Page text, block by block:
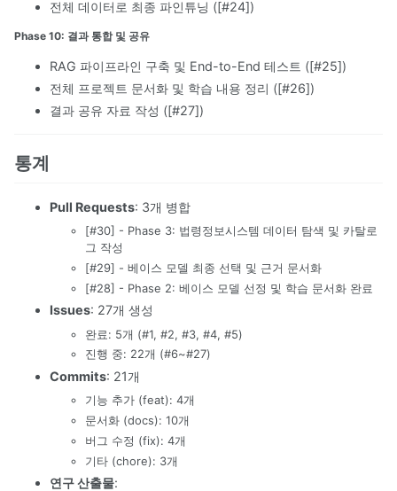
전체 데이터로 최종 파인튜닝 ([#24])
Phase 10: 결과 통합 및 공유
RAG 파이프라인 구축 및 End-to-End 테스트 ([#25])
전체 프로젝트 문서화 및 학습 내용 정리 ([#26])
결과 공유 자료 작성 ([#27])
통계
Pull Requests: 3개 병합
[#30] - Phase 3: 법령정보시스템 데이터 탐색 및 카탈로
그 작성
[#29] - 베이스 모델 최종 선택 및 근거 문서화
[#28] - Phase 2: 베이스 모델 선정 및 학습 문서화 완료
Issues: 27개 생성
완료: 5개 (#1, #2, #3, #4, #5)
진행 중: 22개 (#6~#27)
Commits: 21개
기능 추가 (feat): 4개
문서화 (docs): 10개
버그 수정 (fix): 4개
기타 (chore): 3개
연구 산출물: